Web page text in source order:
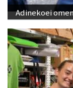
Adinekoei